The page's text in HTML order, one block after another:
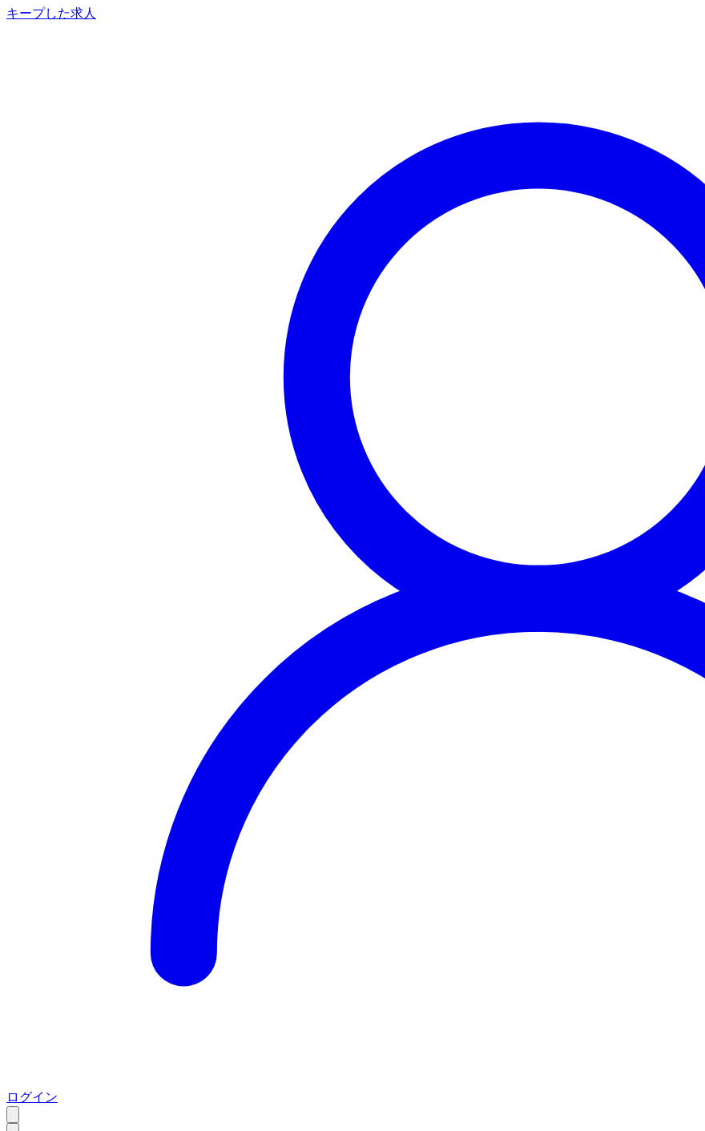
キープした求人
ログイン